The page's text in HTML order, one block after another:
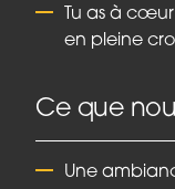
Tu as à
en pleine
Ce que
Une